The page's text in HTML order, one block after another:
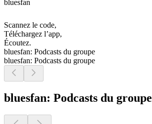
bluesfan
Scannez le code,
Téléchargez l’app,
Écoutez.
bluesfan: Podcasts du groupe
bluesfan: Podcasts du groupe
bluesfan: Podcasts du groupe